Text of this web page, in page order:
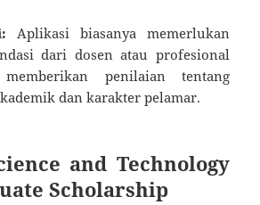
Aplikasi biasanya memerlukan
dari dosen atau profesional
penilaian tentang
dan karakter pelamar.
and Technology
Scholarship